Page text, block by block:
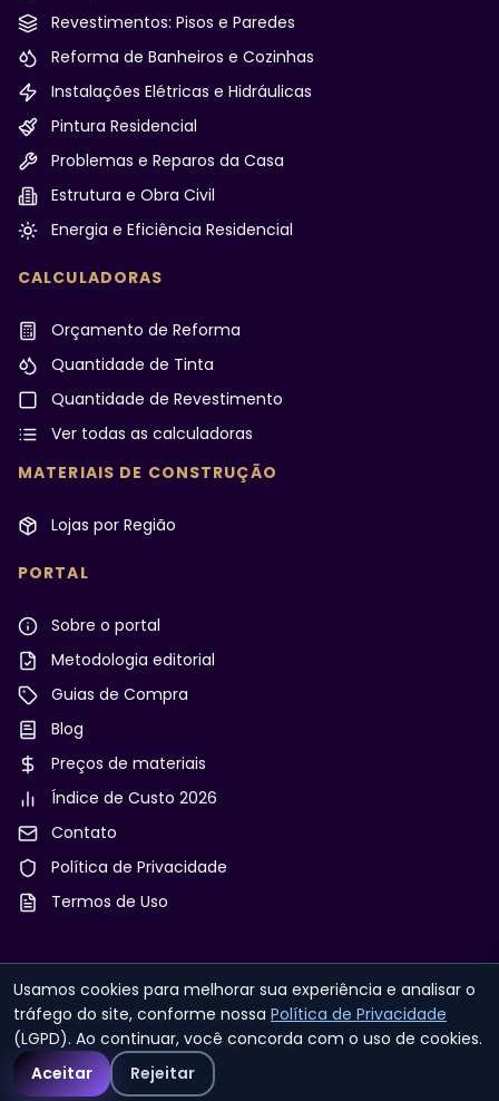
Revestimentos: Pisos e Paredes
Reforma de Banheiros e Cozinhas
Instalações Elétricas e Hidráulicas
Pintura Residencial
Problemas e Reparos da Casa
Estrutura e Obra Civil
Energia e Eficiência Residencial
CALCULADORAS
Orçamento de Reforma
Quantidade de Tinta
Quantidade de Revestimento
Ver todas as calculadoras
MATERIAIS DE CONSTRUÇÃO
Lojas por Região
PORTAL
Sobre o portal
Metodologia editorial
Guias de Compra
Blog
Preços de materiais
Índice de Custo 2026
Contato
Política de Privacidade
Termos de Uso
© 2026 Reforma & Construção. Todos os direitos
reservados.
Usamos cookies para melhorar sua experiência e analisar o
tráfego do site, conforme nossa Política de Privacidade
(LGPD). Ao continuar, você concorda com o uso de cookies.
Aceitar
Rejeitar